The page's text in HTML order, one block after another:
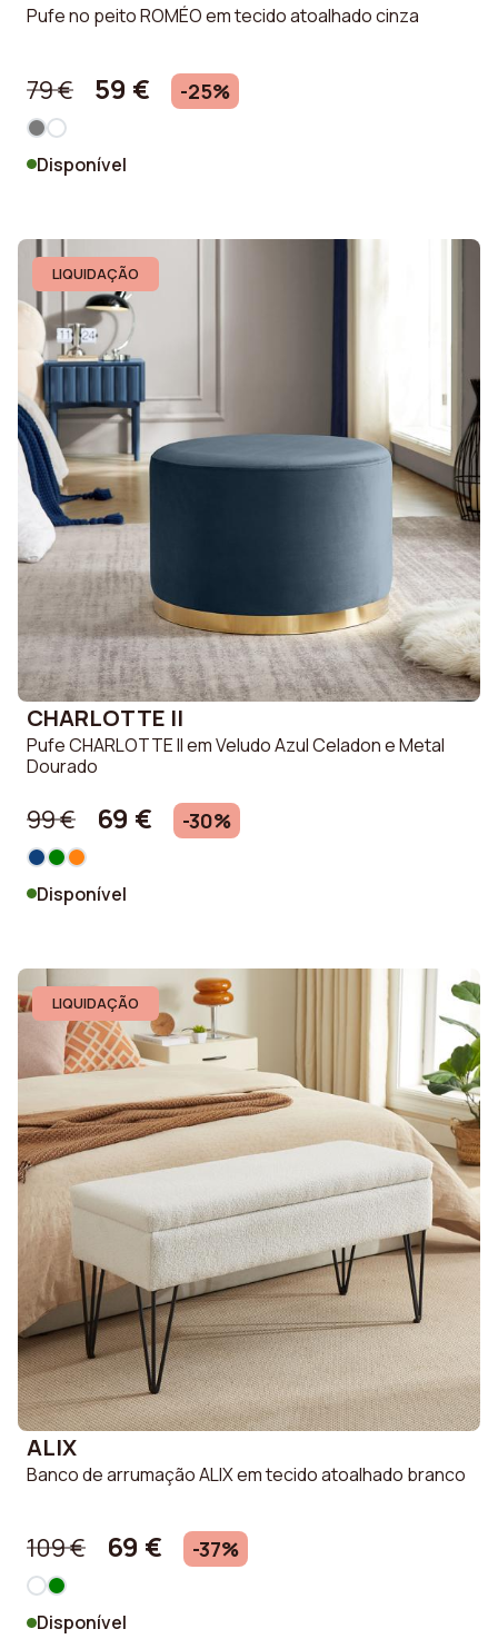
Pufe no peito ROMÉO em tecido atoalhado cinza
79 € 59 € -25%
Disponível
LIQUIDAÇÃO
CHARLOTTE II
Pufe CHARLOTTE II em Veludo Azul Celadon e Metal
Dourado
99 € 69 € -30%
Disponível
LIQUIDAÇÃO
ALIX
Banco de arrumação ALIX em tecido atoalhado branco
109 € 69 € -37%
Disponível